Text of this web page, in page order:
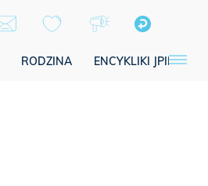
RODZINA ENCYKLIKI JPII